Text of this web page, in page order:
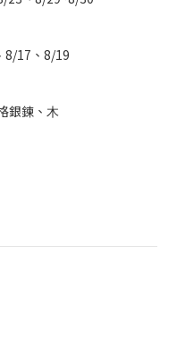
8/17、8/19
銀鍊、⽊